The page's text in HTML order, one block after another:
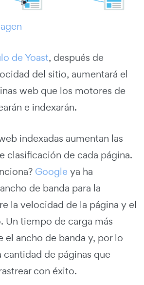
de Yoast, después de
del sitio, aumentará el
web que los motores de
e indexarán.
indexadas aumentan las
clasificación de cada página.
Google ya ha
de banda para la
la velocidad de la página y el
Un tiempo de carga más
el ancho de banda y, por lo
de páginas que
con éxito.